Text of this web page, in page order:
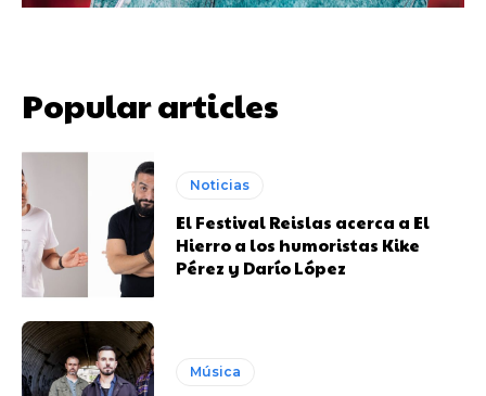
Popular articles
Noticias
El Festival Reislas acerca a El
Hierro a los humoristas Kike
Pérez y Darío López
Música